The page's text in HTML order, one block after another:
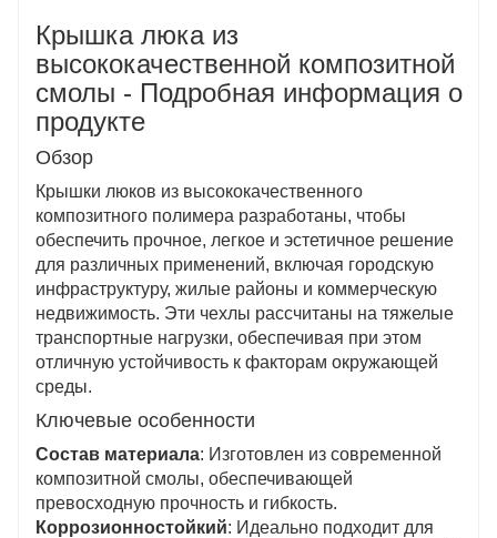
Крышка люка из
высококачественной композитной
смолы - Подробная информация о
продукте
Обзор
Крышки люков из высококачественного
композитного полимера разработаны, чтобы
обеспечить прочное, легкое и эстетичное решение
для различных применений, включая городскую
инфраструктуру, жилые районы и коммерческую
недвижимость. Эти чехлы рассчитаны на тяжелые
транспортные нагрузки, обеспечивая при этом
отличную устойчивость к факторам окружающей
среды.
Ключевые особенности
Состав материала: Изготовлен из современной
композитной смолы, обеспечивающей
превосходную прочность и гибкость.
Коррозионностойкий: Идеально подходит для